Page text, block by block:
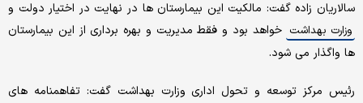
سالاریان زاده گفت: مالکیت این بیمارستان ها در نهایت در اختیار دولت و
وزارت بهداشت خواهد بود و فقط مدیریت و بهره برداری از این بیمارستان
ها واگذار می شود.
رئیس مرکز توسعه و تحول اداری وزارت بهداشت گفت: تفاهمنامه های